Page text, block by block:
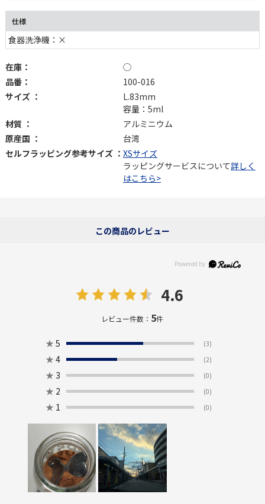
仕様
食器洗浄機：×
在庫：
◯
品番：
100-016
サイズ ：
L.83mm
容量：5ml
材質 ：
アルミニウム
原産国 ：
台湾
セルフラッピング参考サイズ ： XSサイズ
ラッピングサービスについて詳しく
はこちら>
この商品のレビュー
4.6
レビュー件数： 5件
★ 5 (3)
★ 4 (2)
★ 3 (0)
★ 2 (0)
★ 1 (0)